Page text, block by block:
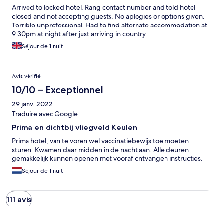
Arrived to locked hotel. Rang contact number and told hotel
closed and not accepting guests. No aplogies or options given.
Terrible unprofessional. Had to find alternate accommodation at
9.30pm at night after just arriving in country
Séjour de 1 nuit
Avis vérifié
10/10 – Exceptionnel
29 janv. 2022
Traduire avec Google
Prima en dichtbij vliegveld Keulen
Prima hotel, van te voren wel vaccinatiebewijs toe moeten
sturen. Kwamen daar midden in de nacht aan. Alle deuren
gemakkelijk kunnen openen met vooraf ontvangen instructies.
Séjour de 1 nuit
111 avis